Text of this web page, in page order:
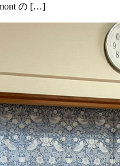
の […]